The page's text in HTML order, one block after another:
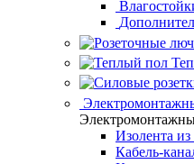
Изолента
Кабель-